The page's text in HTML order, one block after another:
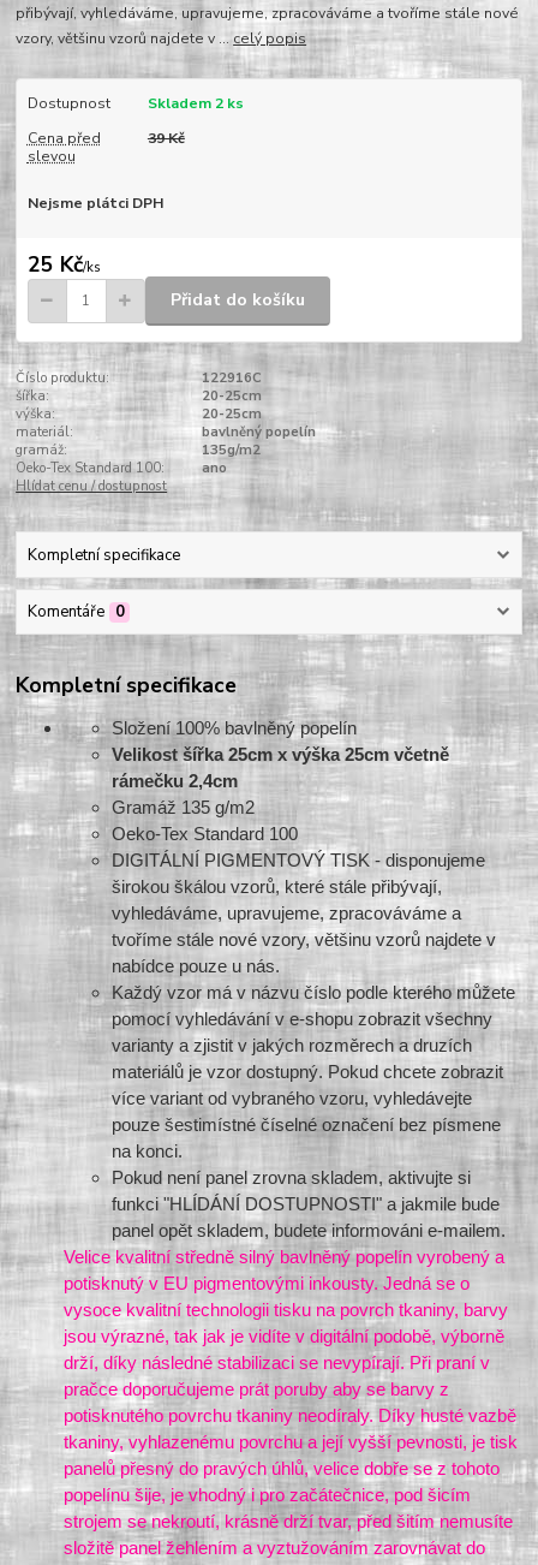
přibývají, vyhledáváme, upravujeme, zpracováváme a tvoříme stále nové
vzory, většinu vzorů najdete v ... celý popis
Dostupnost
Skladem 2 ks
Cena před
slevou
39 Kč
Nejsme plátci DPH
25 Kč/ks
Přidat do košíku
Číslo produktu:
122916C
šířka:
20-25cm
výška:
20-25cm
materiál:
bavlněný popelín
gramáž:
135g/m2
Oeko-Tex Standard 100:
ano
Hlídat cenu / dostupnost
Kompletní specifikace
Komentáře 0
Kompletní specifikace
Složení 100% bavlněný popelín
Velikost šířka 25cm x výška 25cm včetně
rámečku 2,4cm
Gramáž 135 g/m2
Oeko-Tex Standard 100
DIGITÁLNÍ PIGMENTOVÝ TISK - disponujeme
širokou škálou vzorů, které stále přibývají,
vyhledáváme, upravujeme, zpracováváme a
tvoříme stále nové vzory, většinu vzorů najdete v
nabídce pouze u nás.
Každý vzor má v názvu číslo podle kterého můžete
pomocí vyhledávání v e-shopu zobrazit všechny
varianty a zjistit v jakých rozměrech a druzích
materiálů je vzor dostupný. Pokud chcete zobrazit
více variant od vybraného vzoru, vyhledávejte
pouze šestimístné číselné označení bez písmene
na konci.
Pokud není panel zrovna skladem, aktivujte si
funkci "HLÍDÁNÍ DOSTUPNOSTI" a jakmile bude
panel opět skladem, budete informováni e-mailem.
Velice kvalitní středně silný bavlněný popelín vyrobený a
potisknutý v EU pigmentovými inkousty. Jedná se o
vysoce kvalitní technologii tisku na povrch tkaniny, barvy
jsou výrazné, tak jak je vidíte v digitální podobě, výborně
drží, díky následné stabilizaci se nevypírají. Při praní v
pračce doporučujeme prát poruby aby se barvy z
potisknutého povrchu tkaniny neodíraly. Díky husté vazbě
tkaniny, vyhlazenému povrchu a její vyšší pevnosti, je tisk
panelů přesný do pravých úhlů, velice dobře se z tohoto
popelínu šije, je vhodný i pro začátečnice, pod šicím
strojem se nekroutí, krásně drží tvar, před šitím nemusíte
složitě panel žehlením a vyztužováním zarovnávat do